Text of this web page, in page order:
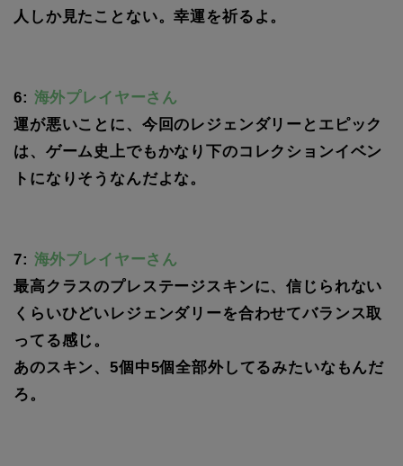
人しか見たことない。幸運を祈るよ。
6: 海外プレイヤーさん
運が悪いことに、今回のレジェンダリーとエピック
は、ゲーム史上でもかなり下のコレクションイベン
トになりそうなんだよな。
7: 海外プレイヤーさん
最高クラスのプレステージスキンに、信じられない
くらいひどいレジェンダリーを合わせてバランス取
ってる感じ。
あのスキン、5個中5個全部外してるみたいなもんだ
ろ。